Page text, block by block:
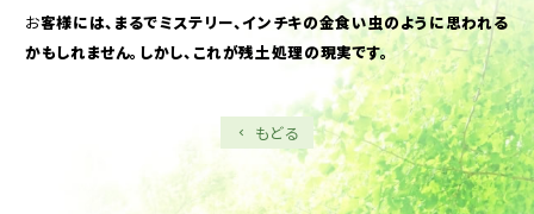
お客様には、まるでミステリー、インチキの金食い虫のように思われる
かもしれません。しかし、これが残土処理の現実です。
もどる